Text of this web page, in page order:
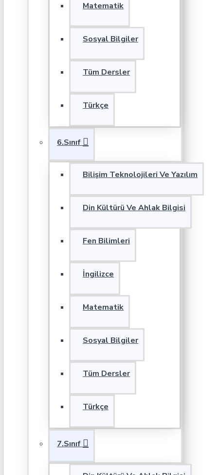
Matematik
Sosyal Bilgiler
Tüm Dersler
Türkçe
6.Sınıf
Bilişim Teknolojileri Ve Yazılım
Din Kültürü Ve Ahlak Bilgisi
Fen Bilimleri
İngilizce
Matematik
Sosyal Bilgiler
Tüm Dersler
Türkçe
7.Sınıf